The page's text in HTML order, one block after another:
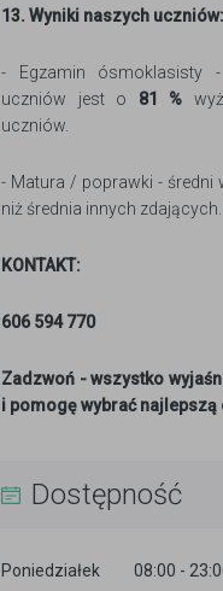
13. Wyniki naszych uczniów:
- Egzamin ósmoklasisty
uczniów jest o 81 %
uczniów.
- Matura / poprawki - średni
niż średnia innych zdających.
KONTAKT:
606 594 770
Zadzwoń - wszystko
i pomogę wybrać najlepszą
Dostępność
Poniedziałek 08:00 -